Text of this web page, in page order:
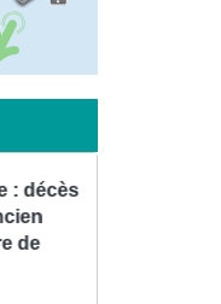
: décès
de